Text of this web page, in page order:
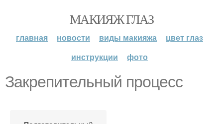
МАКИЯЖ ГЛАЗ
главная новости виды макияжа
цвет глаз
инструкции
фото
Закрепительный процесс